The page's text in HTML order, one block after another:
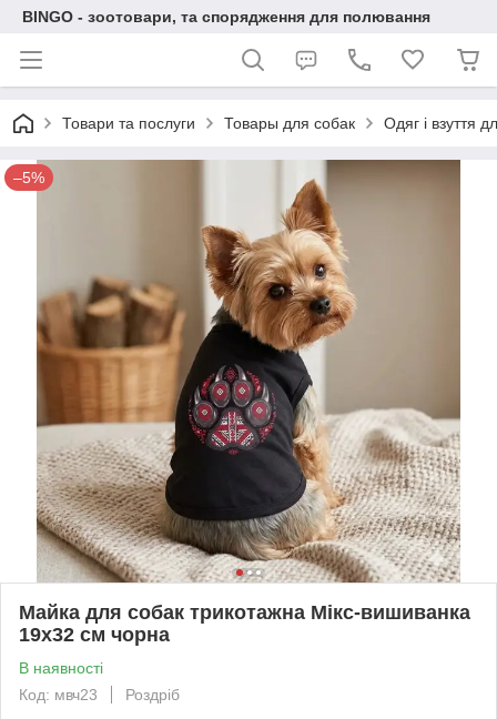
BINGO - зоотовари, та спорядження для полювання
Товари та послуги Товары для собак Одяг і взуття
–5%
Майка для собак трикотажна Мікс-вишиванка
19х32 см чорна
В наявності
Код: мвч23
Роздріб